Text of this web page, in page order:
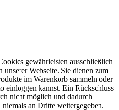
gewährleisten ausschließlich
unserer Webseite. Sie dienen zum
im Warenkorb sammeln oder
einloggen kannst. Ein Rückschluss
nicht möglich und dadurch
an Dritte weitergegeben.